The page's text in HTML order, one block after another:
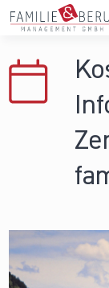
Direkt zum Inhalt
Hochschulen
Persönliche
News & Events